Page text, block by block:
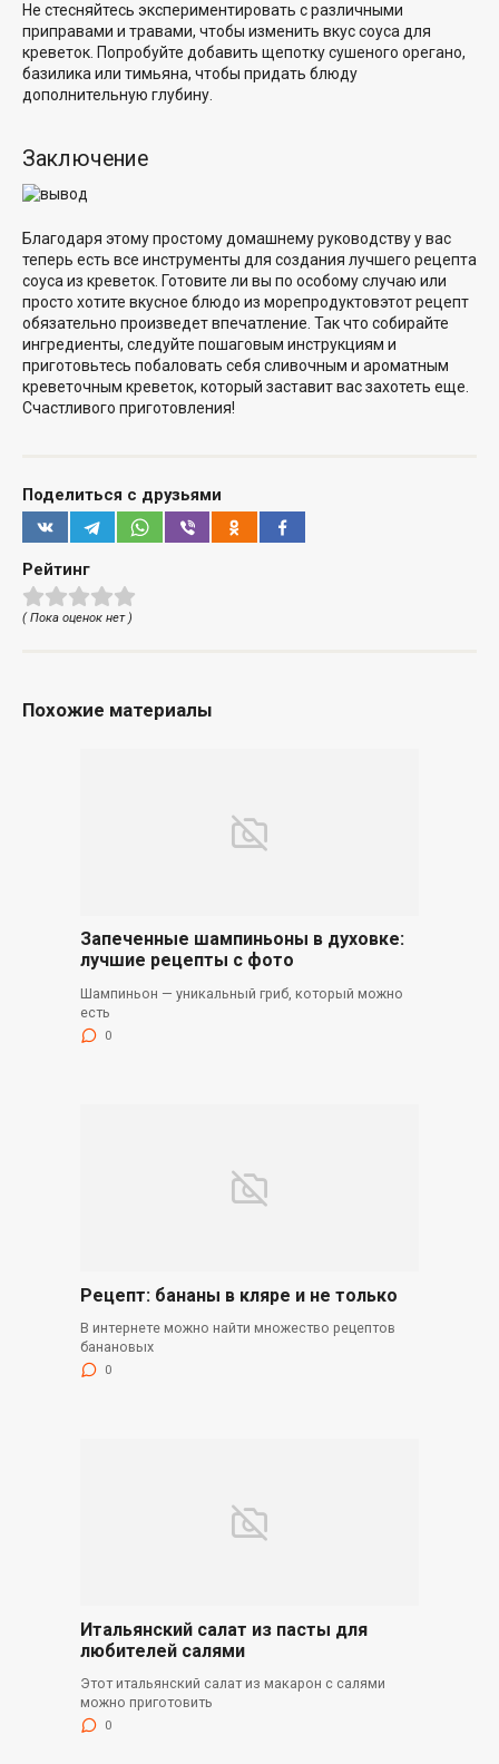
Не стесняйтесь экспериментировать с различными
приправами и травами, чтобы изменить вкус соуса для
креветок. Попробуйте добавить щепотку сушеного орегано,
базилика или тимьяна, чтобы придать блюду
дополнительную глубину.
Заключение
Благодаря этому простому домашнему руководству у вас
теперь есть все инструменты для создания лучшего рецепта
соуса из креветок. Готовите ли вы по особому случаю или
просто хотите вкусное блюдо из морепродуктовэтот рецепт
обязательно произведет впечатление. Так что собирайте
ингредиенты, следуйте пошаговым инструкциям и
приготовьтесь побаловать себя сливочным и ароматным
креветочным креветок, который заставит вас захотеть еще.
Счастливого приготовления!
Поделиться с друзьями
Рейтинг
( Пока оценок нет )
Похожие материалы
Запеченные шампиньоны в духовке:
лучшие рецепты с фото
Шампиньон — уникальный гриб, который можно
есть
0
Рецепт: бананы в кляре и не только
В интернете можно найти множество рецептов
банановых
0
Итальянский салат из пасты для
любителей салями
Этот итальянский салат из макарон с салями
можно приготовить
0